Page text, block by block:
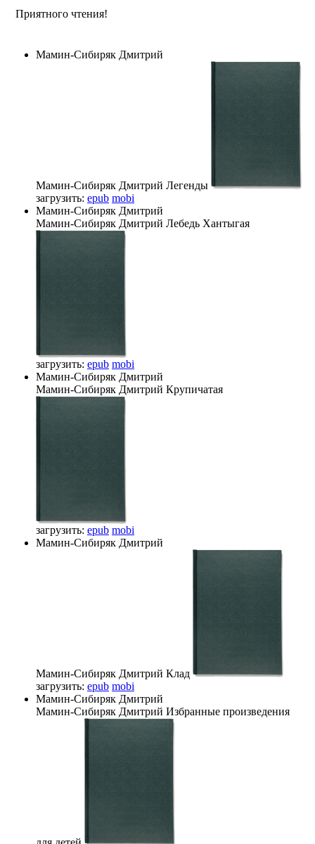
Приятного чтения!
Мамин-Сибиряк Дмитрий
Мамин-Сибиряк Дмитрий Легенды
загрузить: epub mobi
Мамин-Сибиряк Дмитрий
Мамин-Сибиряк Дмитрий Лебедь Хантыгая
загрузить: epub mobi
Мамин-Сибиряк Дмитрий
Мамин-Сибиряк Дмитрий Крупичатая
загрузить: epub mobi
Мамин-Сибиряк Дмитрий
Мамин-Сибиряк Дмитрий Клад
загрузить: epub mobi
Мамин-Сибиряк Дмитрий
Мамин-Сибиряк Дмитрий Избранные произведения